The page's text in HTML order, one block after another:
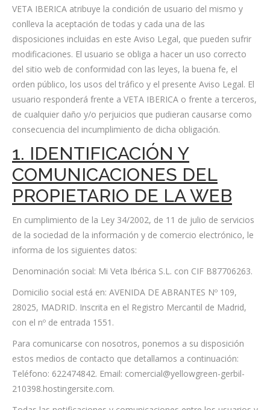
VETA IBERICA atribuye la condición de usuario del mismo y
conlleva la aceptación de todas y cada una de las
disposiciones incluidas en este Aviso Legal, que pueden sufrir
modificaciones. El usuario se obliga a hacer un uso correcto
del sitio web de conformidad con las leyes, la buena fe, el
orden público, los usos del tráfico y el presente Aviso Legal. El
usuario responderá frente a VETA IBERICA o frente a terceros,
de cualquier daño y/o perjuicios que pudieran causarse como
consecuencia del incumplimiento de dicha obligación.
1. IDENTIFICACIÓN Y
COMUNICACIONES DEL
PROPIETARIO DE LA WEB
En cumplimiento de la Ley 34/2002, de 11 de julio de servicios
de la sociedad de la información y de comercio electrónico, le
informa de los siguientes datos:
Denominación social: Mi Veta Ibérica S.L. con CIF B87706263.
Domicilio social está en: AVENIDA DE ABRANTES Nº 109,
28025, MADRID. Inscrita en el Registro Mercantil de Madrid,
con el nº de entrada 1551.
Para comunicarse con nosotros, ponemos a su disposición
estos medios de contacto que detallamos a continuación:
Teléfono: 622474842. Email: comercial@yellowgreen-gerbil-
210398.hostingersite.com.